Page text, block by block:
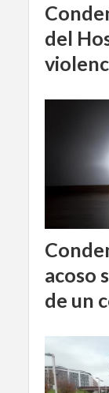
del
acoso
de un